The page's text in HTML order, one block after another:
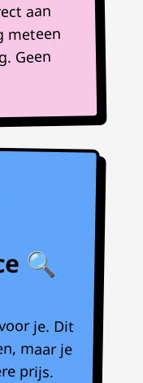
aan
meteen
Geen
🔍
je. Dit
maar je
prijs.